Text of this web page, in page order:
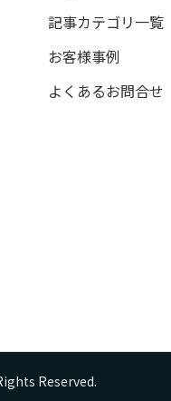
記事カテゴリ一覧
お客様事例
よくあるお問合せ
Reserved.